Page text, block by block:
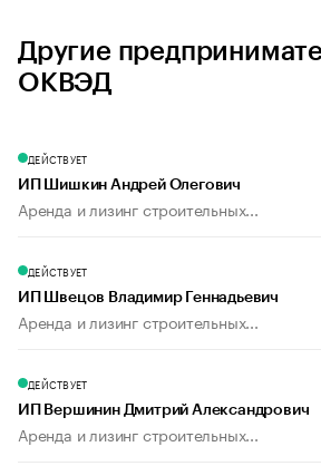
Другие
ОКВЭД
ДЕЙСТВУЕТ
ИП Шишкин Андрей Олегович
Аренда и лизинг строительных...
ДЕЙСТВУЕТ
ИП Швецов Владимир Геннадьевич
Аренда и лизинг строительных...
ДЕЙСТВУЕТ
ИП Вершинин Дмитрий Александрович
Аренда и лизинг строительных...